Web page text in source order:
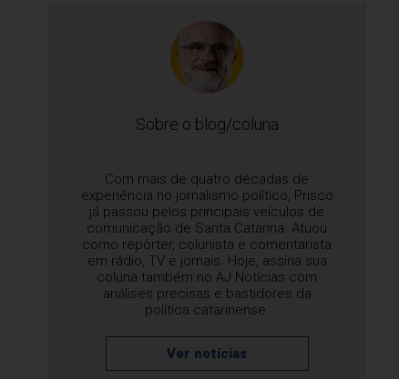
Sobre o blog/coluna
Com mais de quatro décadas de
experiência no jornalismo político, Prisco
já passou pelos principais veículos de
comunicação de Santa Catarina. Atuou
como repórter, colunista e comentarista
em rádio, TV e jornais. Hoje, assina sua
coluna também no AJ Notícias com
análises precisas e bastidores da
política catarinense.
Ver notícias